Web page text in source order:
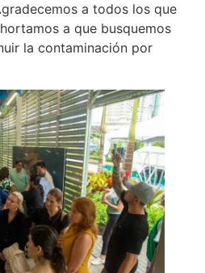
a todos los que
a que busquemos
la contaminación por